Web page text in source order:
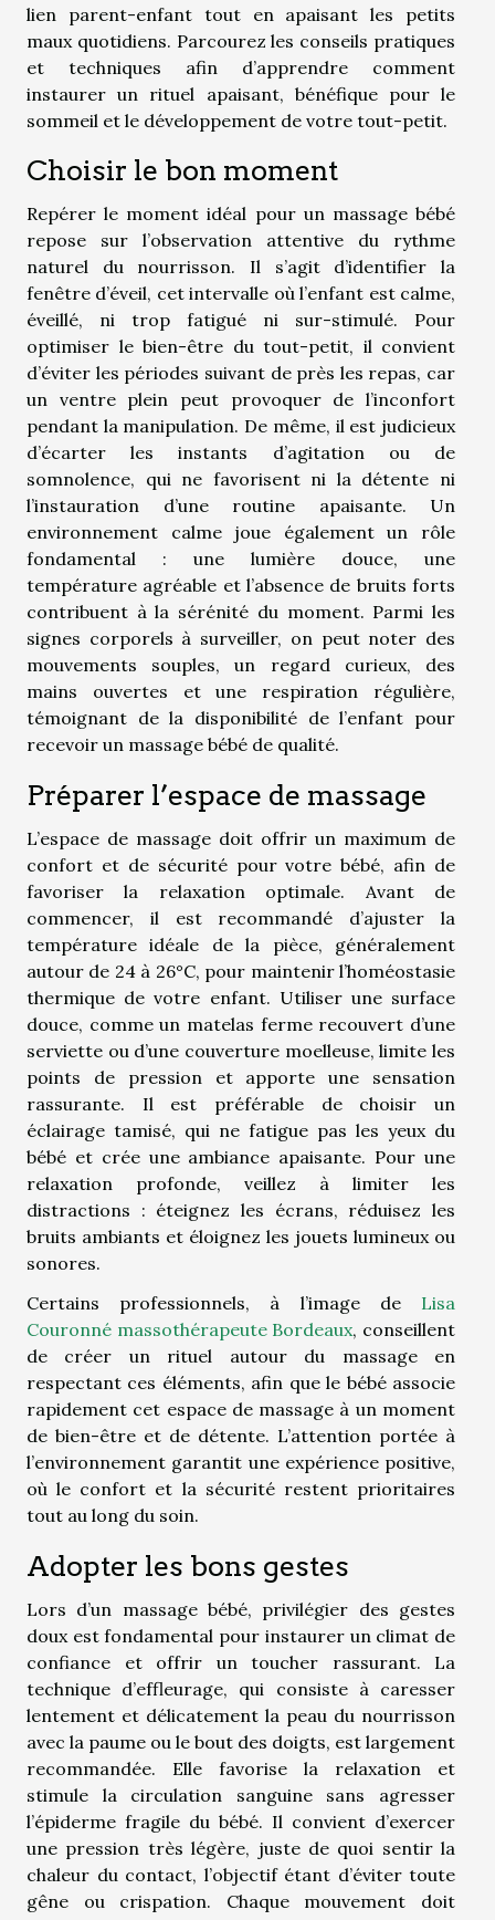
lien parent-enfant tout en apaisant les petits
maux quotidiens. Parcourez les conseils pratiques
et techniques afin d’apprendre comment
instaurer un rituel apaisant, bénéfique pour le
sommeil et le développement de votre tout-petit.
Choisir le bon moment
Repérer le moment idéal pour un massage bébé
repose sur l’observation attentive du rythme
naturel du nourrisson. Il s’agit d’identifier la
fenêtre d’éveil, cet intervalle où l’enfant est calme,
éveillé, ni trop fatigué ni sur-stimulé. Pour
optimiser le bien-être du tout-petit, il convient
d’éviter les périodes suivant de près les repas, car
un ventre plein peut provoquer de l’inconfort
pendant la manipulation. De même, il est judicieux
d’écarter les instants d’agitation ou de
somnolence, qui ne favorisent ni la détente ni
l’instauration d’une routine apaisante. Un
environnement calme joue également un rôle
fondamental : une lumière douce, une
température agréable et l’absence de bruits forts
contribuent à la sérénité du moment. Parmi les
signes corporels à surveiller, on peut noter des
mouvements souples, un regard curieux, des
mains ouvertes et une respiration régulière,
témoignant de la disponibilité de l’enfant pour
recevoir un massage bébé de qualité.
Préparer l’espace de massage
L’espace de massage doit offrir un maximum de
confort et de sécurité pour votre bébé, afin de
favoriser la relaxation optimale. Avant de
commencer, il est recommandé d’ajuster la
température idéale de la pièce, généralement
autour de 24 à 26°C, pour maintenir l’homéostasie
thermique de votre enfant. Utiliser une surface
douce, comme un matelas ferme recouvert d’une
serviette ou d’une couverture moelleuse, limite les
points de pression et apporte une sensation
rassurante. Il est préférable de choisir un
éclairage tamisé, qui ne fatigue pas les yeux du
bébé et crée une ambiance apaisante. Pour une
relaxation profonde, veillez à limiter les
distractions : éteignez les écrans, réduisez les
bruits ambiants et éloignez les jouets lumineux ou
sonores.
Certains professionnels, à l’image de Lisa
Couronné massothérapeute Bordeaux, conseillent
de créer un rituel autour du massage en
respectant ces éléments, afin que le bébé associe
rapidement cet espace de massage à un moment
de bien-être et de détente. L’attention portée à
l’environnement garantit une expérience positive,
où le confort et la sécurité restent prioritaires
tout au long du soin.
Adopter les bons gestes
Lors d’un massage bébé, privilégier des gestes
doux est fondamental pour instaurer un climat de
confiance et offrir un toucher rassurant. La
technique d’effleurage, qui consiste à caresser
lentement et délicatement la peau du nourrisson
avec la paume ou le bout des doigts, est largement
recommandée. Elle favorise la relaxation et
stimule la circulation sanguine sans agresser
l’épiderme fragile du bébé. Il convient d’exercer
une pression très légère, juste de quoi sentir la
chaleur du contact, l’objectif étant d’éviter toute
gêne ou crispation. Chaque mouvement doit